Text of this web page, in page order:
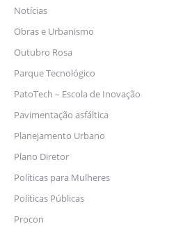
Notícias
Obras e Urbanismo
Outubro Rosa
Parque Tecnológico
PatoTech – Escola de Inovação
Pavimentação asfáltica
Planejamento Urbano
Plano Diretor
Políticas para Mulheres
Políticas Públicas
Procon